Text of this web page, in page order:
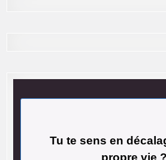
Tu te sens en